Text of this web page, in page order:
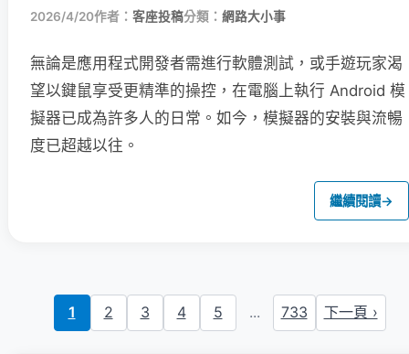
2026/4/20作者： 客座投稿分類： 網路大小事
無論是應用程式開發者需進行軟體測試，或手遊玩家渴
望以鍵鼠享受更精準的操控，在電腦上執行 Android 模
擬器已成為許多人的日常。如今，模擬器的安裝與流暢
度已超越以往。
繼續閱讀→
1 2 3 4 5 ... 733 下一頁 ›